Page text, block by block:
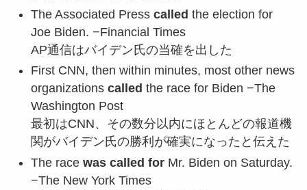
The Associated Press called the election for
Joe Biden. −Financial Times
AP通信はバイデン氏の当確を出した
First CNN, then within minutes, most other news
organizations called the race for Biden −The
Washington Post
最初はCNN、その数分以内にほとんどの報道機
関がバイデン氏の勝利が確実になったと伝えた
The race was called forMr. Biden on Saturday.
−The New York Times